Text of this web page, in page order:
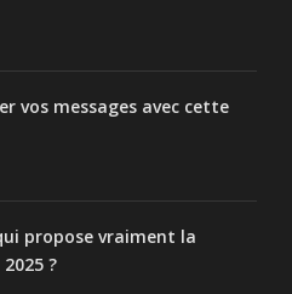
vos messages avec cette
propose vraiment la
?